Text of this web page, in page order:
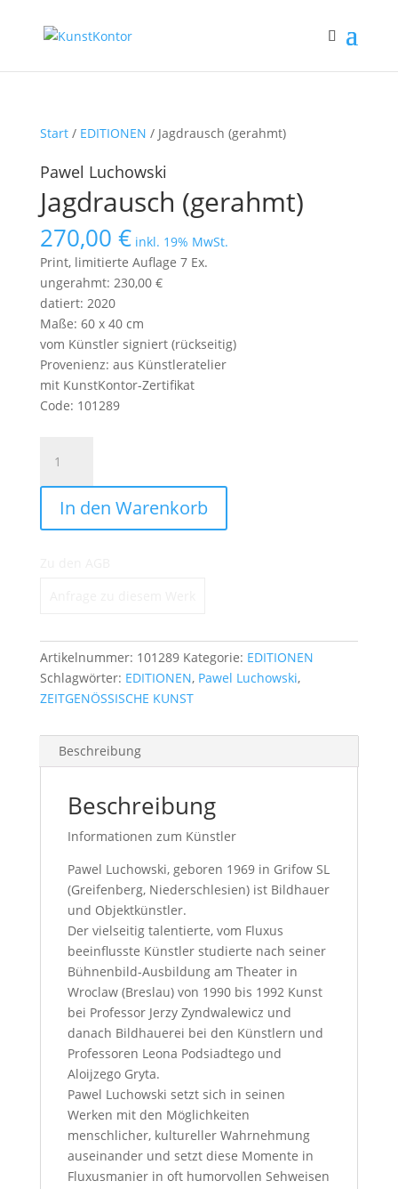
Start/ EDITIONEN / Jagdrausch (gerahmt)
Pawel Luchowski
Jagdrausch (gerahmt)
270,00 € inkl. 19% MwSt.
Print, limitierte Auflage 7 Ex.
ungerahmt: 230,00 €
datiert: 2020
Maße: 60 x 40 cm
vom Künstler signiert (rückseitig)
Provenienz: aus Künstleratelier
mit KunstKontor-Zertifikat
Code: 101289
(gerahmt)
Menge
In den Warenkorb
Artikelnummer: 101289 Kategorie: EDITIONEN
Schlagwörter: EDITIONEN, Pawel Luchowski,
ZEITGENÖSSISCHE KUNST
Beschreibung
Beschreibung
Informationen zum Künstler
Pawel Luchowski, geboren 1969 in Grifow SL
(Greifenberg, Niederschlesien) ist Bildhauer
und Objektkünstler.
Der vielseitig talentierte, vom Fluxus
beeinflusste Künstler studierte nach seiner
Bühnenbild-Ausbildung am Theater in
Wroclaw (Breslau) von 1990 bis 1992 Kunst
bei Professor Jerzy Zyndwalewicz und
danach Bildhauerei bei den Künstlern und
Professoren Leona Podsiadtego und
Aloijzego Gryta.
Pawel Luchowski setzt sich in seinen
Werken mit den Möglichkeiten
menschlicher, kultureller Wahrnehmung
auseinander und setzt diese Momente in
Fluxusmanier in oft humorvollen Sehweisen